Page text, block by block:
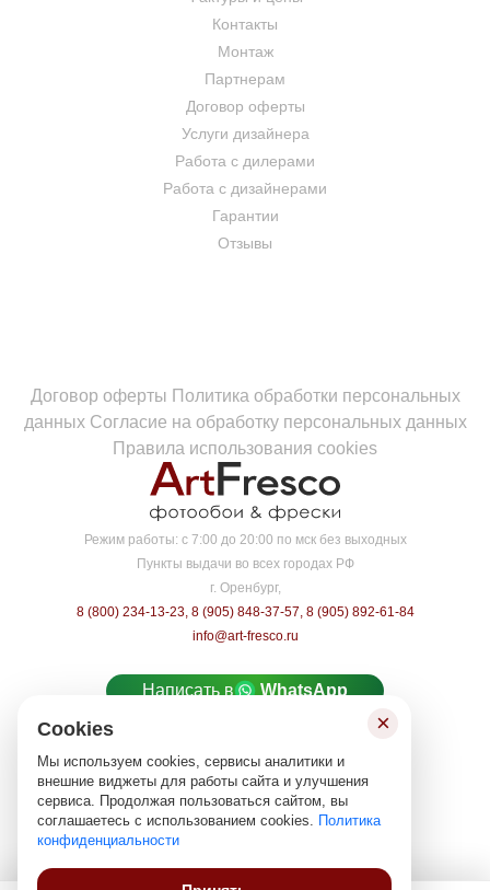
Контакты
Монтаж
Партнерам
Договор оферты
Услуги дизайнера
Работа с дилерами
Работа с дизайнерами
Гарантии
Отзывы
Договор оферты Политика обработки персональных
данных Согласие на обработку персональных данных
Правила использования cookies
Режим работы: с 7:00 до 20:00 по мск без выходных
Пункты выдачи во всех городах РФ
г. Оренбург,
8 (800) 234-13-23, 8 (905) 848-37-57, 8 (905) 892-61-84
info@art-fresco.ru
Написать в WhatsApp
Карта сайта
© «ARTFRESCO», 2026
Все права защищены 18+‎
×
Cookies
Мы используем cookies, сервисы аналитики и
внешние виджеты для работы сайта и улучшения
сервиса. Продолжая пользоваться сайтом, вы
соглашаетесь с использованием cookies. Политика
конфиденциальности